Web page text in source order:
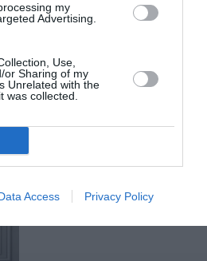
my
Advertising.
Use,
or Sharing of my
Unrelated with the
was collected.
Access Privacy Policy
ΕΚΘΕΣΗ